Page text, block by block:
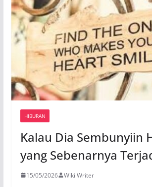
HIBURAN
Kalau Dia Sembunyiin
yang Sebenarnya
15/05/2026 Wiki Writer